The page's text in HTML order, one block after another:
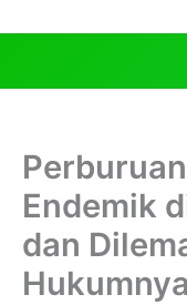
ke
Endemik
dan
Hukumnya